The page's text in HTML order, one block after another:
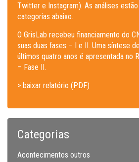
Twitter e Instagram). As análises estão
categorias abaixo.
O GrisLab recebeu financiamento do
suas duas fases – I e II. Uma síntese
últimos quatro anos é apresentada no
– Fase II.
> baixar relatório (PDF)
Categorias
Acontecimentos outros